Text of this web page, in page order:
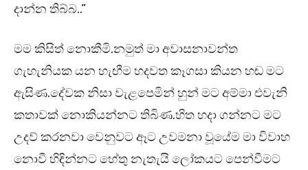
දාන්න තිබ්බ..”
මම කිසිත් නොකීමි.නමුත් මා අවාසනාවන්ත
ගැහැනියක යන හැඟීම හදවත කෑගසා කියන හඬ මට
ඇසිණ.දේවක නිසා වැළපෙමින් හුන් මට අම්මා එවැනි
කතාවක් නොකියන්නට තිබිණ.හිත හදා ගන්නට මට
උදව් කරනවා වෙනුවට ඈට උවමනා වූයේම මා විවාහ
නොවී හිඳින්නට හේතු නැතැයි ලෝකයට පෙන්වීමට